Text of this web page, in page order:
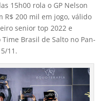
15h00 rola o GP Nelson
R$ 200 mil em jogo, válido
senior top 2022 e
Brasil de Salto no Pan-
11.